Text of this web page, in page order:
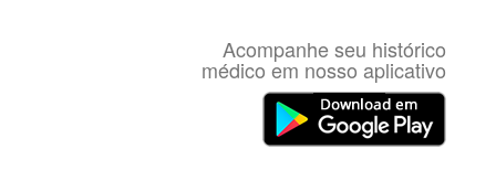
Acompanhe seu histórico
médico em nosso aplicativo